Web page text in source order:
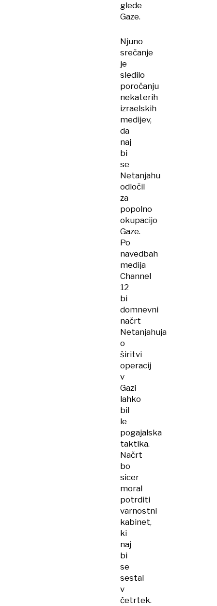
glede
Gaze.
Njuno
srečanje
je
sledilo
poročanju
nekaterih
izraelskih
medijev,
da
naj
bi
se
Netanjahu
odločil
za
popolno
okupacijo
Gaze.
Po
navedbah
medija
Channel
12
bi
domnevni
načrt
Netanjahuja
o
širitvi
operacij
v
Gazi
lahko
bil
le
pogajalska
taktika.
Načrt
bo
sicer
moral
potrditi
varnostni
kabinet,
ki
naj
bi
se
sestal
v
četrtek.